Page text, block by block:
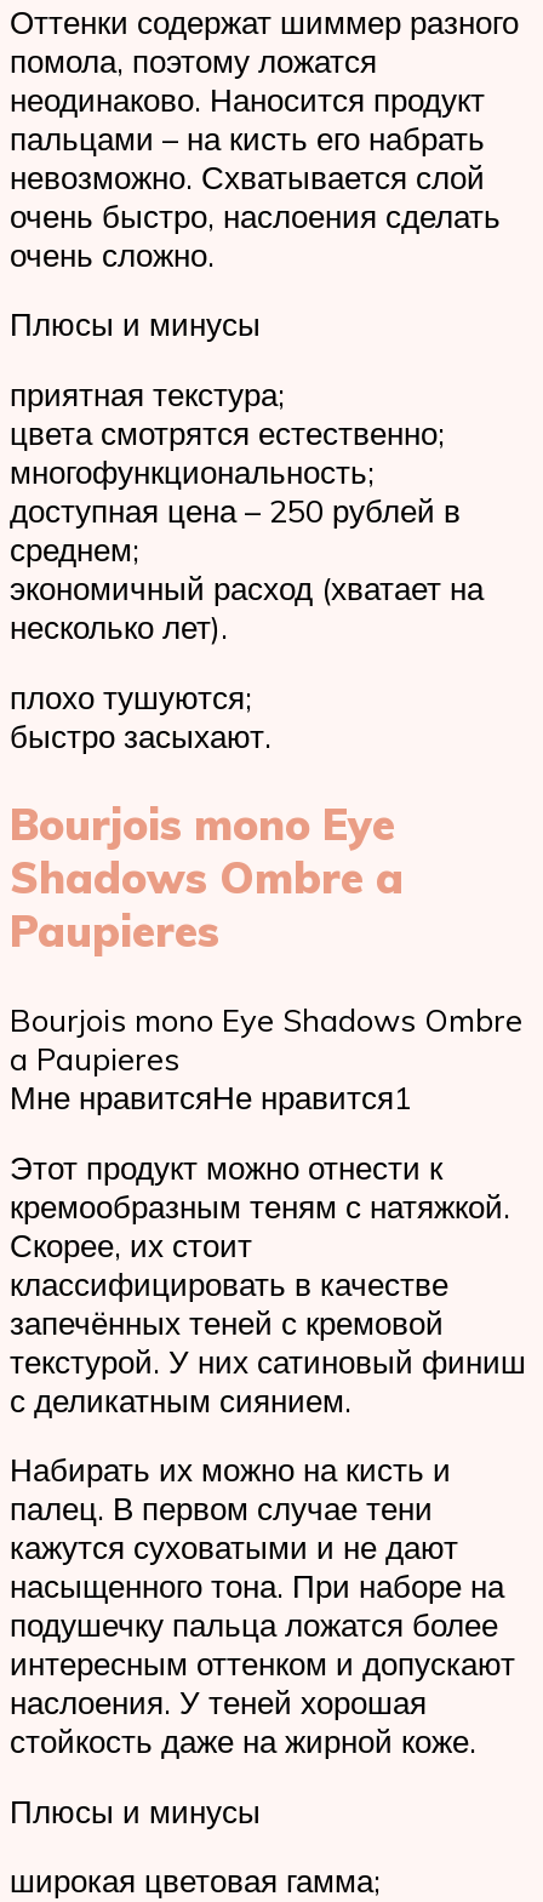
Оттенки содержат шиммер разного
помола, поэтому ложатся
неодинаково. Наносится продукт
пальцами – на кисть его набрать
невозможно. Схватывается слой
очень быстро, наслоения сделать
очень сложно.
Плюсы и минусы
приятная текстура;
цвета смотрятся естественно;
многофункциональность;
доступная цена – 250 рублей в
среднем;
экономичный расход (хватает на
несколько лет).
плохо тушуются;
быстро засыхают.
Bourjois mono Eye
Shadows Ombre a
Paupieres
Bourjois mono Eye Shadows Ombre
a Paupieres
Мне нравитсяНе нравится1
Этот продукт можно отнести к
кремообразным теням с натяжкой.
Скорее, их стоит
классифицировать в качестве
запечённых теней с кремовой
текстурой. У них сатиновый финиш
с деликатным сиянием.
Набирать их можно на кисть и
палец. В первом случае тени
кажутся суховатыми и не дают
насыщенного тона. При наборе на
подушечку пальца ложатся более
интересным оттенком и допускают
наслоения. У теней хорошая
стойкость даже на жирной коже.
Плюсы и минусы
широкая цветовая гамма;